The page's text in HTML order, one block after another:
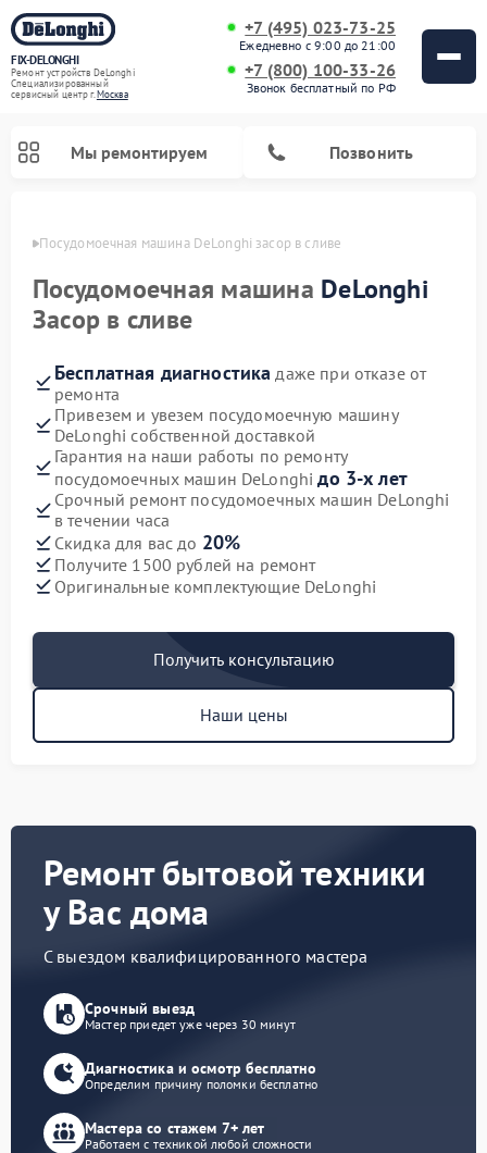
FIX-DELONGHI
Ремонт устройств DeLonghi
Специализированный
cервисный центр г.Москва
+7 (495) 023-73-25
Ежедневно с 9:00 до 21:00
+7 (800) 100-33-26
Звонок бесплатный по РФ
Мы ремонтируем Позвонить
Посудомоечная машина DeLonghi засор в сливе
Посудомоечная машина DeLonghi
Засор в сливе
Бесплатная диагностика даже при отказе от
ремонта
Привезем и увезем посудомоечную машину
DeLonghi собственной доставкой
Гарантия на наши работы по ремонту
посудомоечных машин DeLonghiдо 3-х лет
Срочный ремонт посудомоечных машин DeLonghi
в течении часа
Скидка для вас до 20%
Получите 1500 рублей на ремонт
Оригинальные комплектующие DeLonghi
Получить консультацию
Наши цены
Ремонт бытовой техники
у Вас дома
С выездом квалифицированного мастера
Срочный выезд
Мастер приедет уже через 30 минут
Диагностика и осмотр бесплатно
Определим причину поломки бесплатно
Мастера со стажем 7+ лет
Работаем с техникой любой сложности